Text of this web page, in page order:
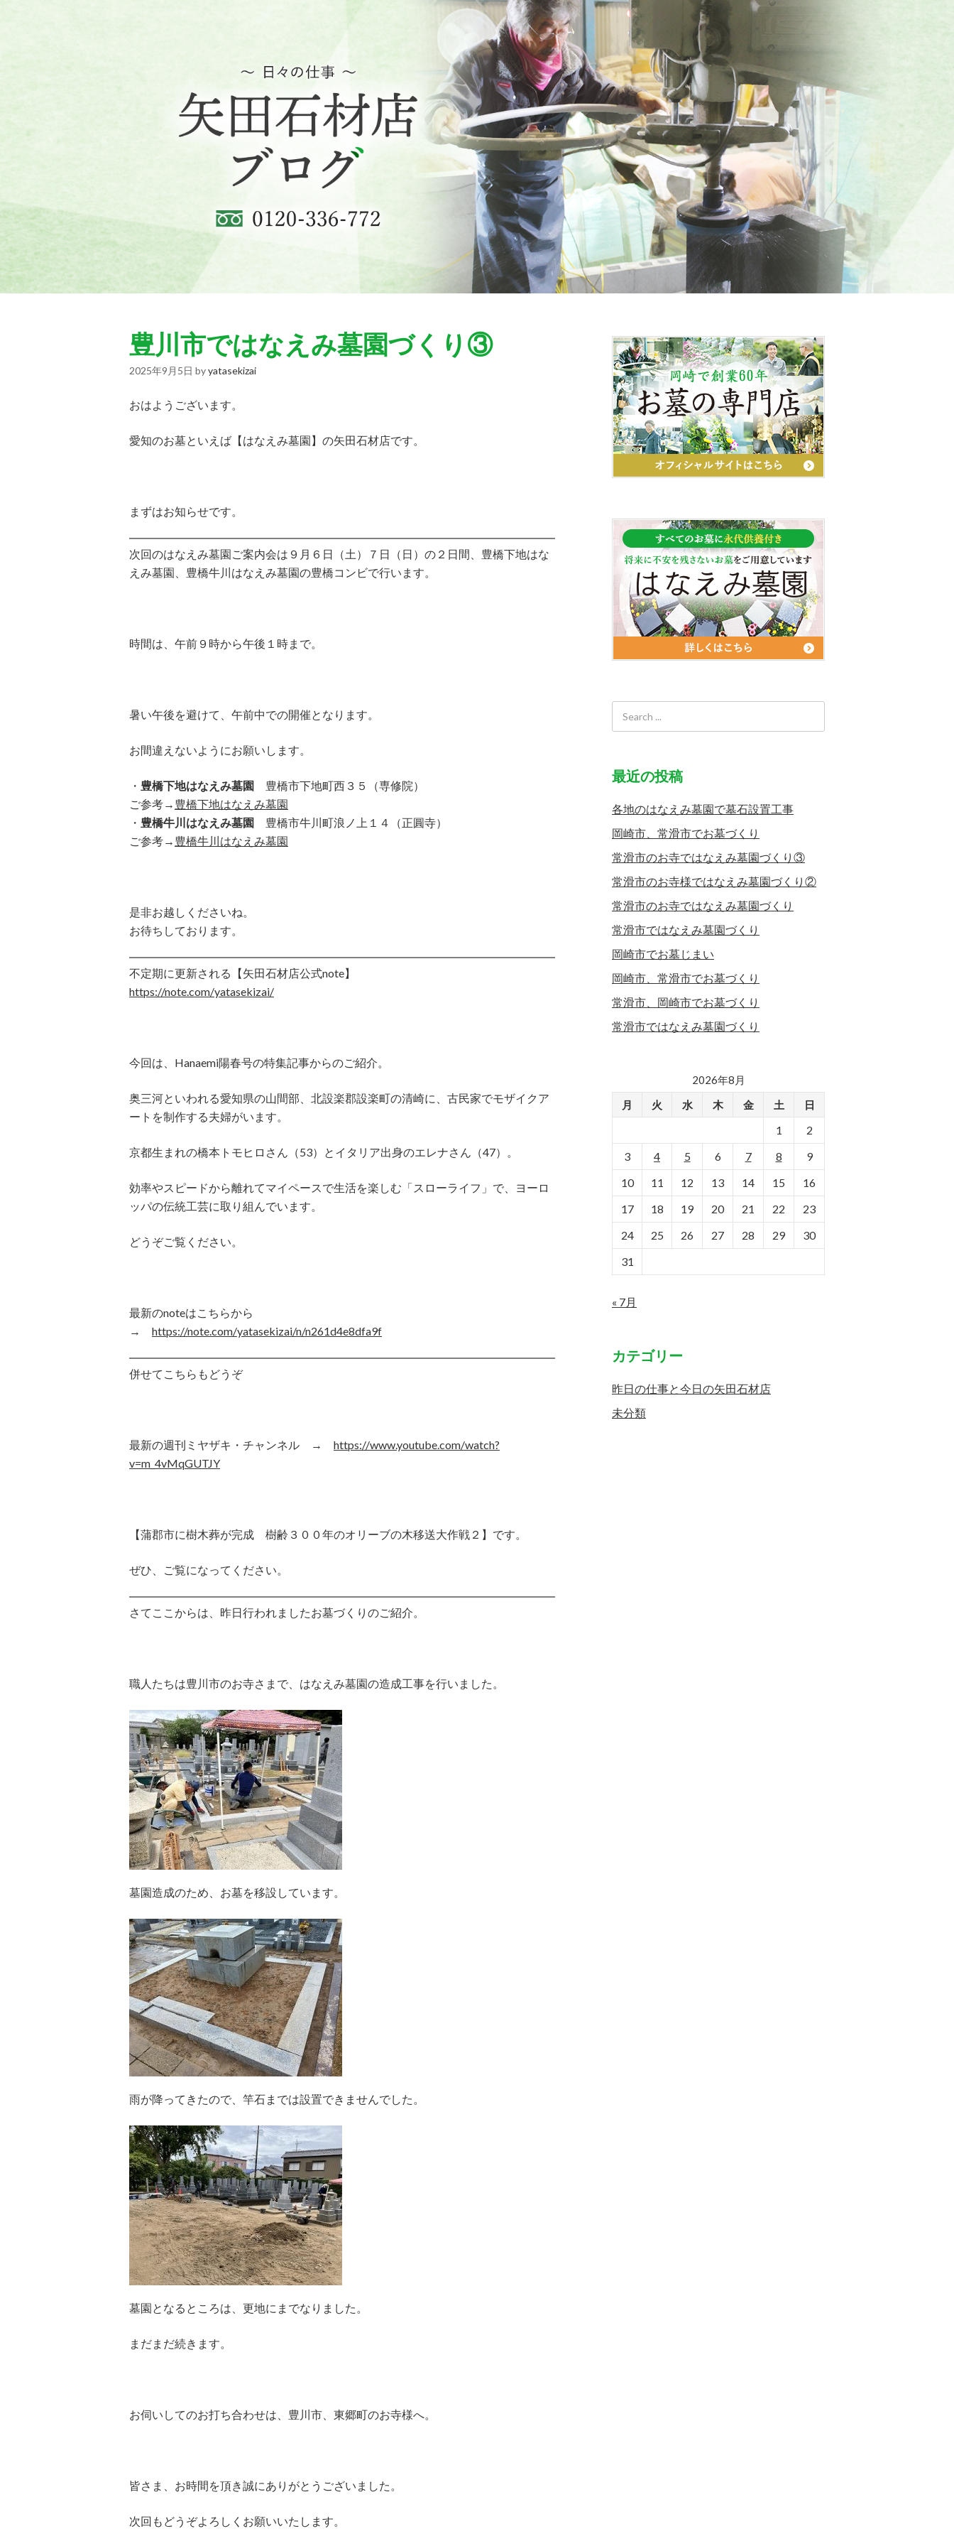
豊川市ではなえみ墓園づくり③
2025年9月5日 byyatasekizai
おはようございます。
愛知のお墓といえば【はなえみ墓園】の矢田石材店です。
まずはお知らせです。
次回のはなえみ墓園ご案内会は９月６日（土）７日（日）の２日間、豊橋下地はな
えみ墓園、豊橋牛川はなえみ墓園の豊橋コンビで行います。
時間は、午前９時から午後１時まで。
暑い午後を避けて、午前中での開催となります。
お間違えないようにお願いします。
・ 豊橋下地はなえみ墓園 豊橋市下地町西３５（専修院）
ご参考→ 豊橋下地はなえみ墓園
・ 豊橋牛川はなえみ墓園 豊橋市牛川町浪ノ上１４（正圓寺）
ご参考→ 豊橋牛川はなえみ墓園
是非お越しくださいね。
お待ちしております。
不定期に更新される【矢田石材店公式note】
https://note.com/yatasekizai/
今回は、Hanaemi陽春号の特集記事からのご紹介。
奥三河といわれる愛知県の山間部、北設楽郡設楽町の清崎に、古民家でモザイクア
ートを制作する夫婦がいます。
京都生まれの橋本トモヒロさん（53）とイタリア出身のエレナさん（47）。
効率やスピードから離れてマイペースで生活を楽しむ「スローライフ」で、ヨーロ
ッパの伝統工芸に取り組んでいます。
どうぞご覧ください。
最新のnoteはこちらから
→ https://note.com/yatasekizai/n/n261d4e8dfa9f
併せてこちらもどうぞ
最新の週刊ミヤザキ・チャンネル → https://www.youtube.com/watch?
v=m_4vMqGUTJY
【蒲郡市に樹木葬が完成 樹齢３００年のオリーブの木移送大作戦２】です。
ぜひ、ご覧になってください。
さてここからは、昨日行われましたお墓づくりのご紹介。
職人たちは豊川市のお寺さまで、はなえみ墓園の造成工事を行いました。
墓園造成のため、お墓を移設しています。
雨が降ってきたので、竿石までは設置できませんでした。
墓園となるところは、更地にまでなりました。
まだまだ続きます。
お伺いしてのお打ち合わせは、豊川市、東郷町のお寺様へ。
皆さま、お時間を頂き誠にありがとうございました。
次回もどうぞよろしくお願いいたします。
最近の投稿
各地のはなえみ墓園で墓石設置工事
岡崎市、常滑市でお墓づくり
常滑市のお寺ではなえみ墓園づくり③
常滑市のお寺様ではなえみ墓園づくり②
常滑市のお寺ではなえみ墓園づくり
常滑市ではなえみ墓園づくり
岡崎市でお墓じまい
岡崎市、常滑市でお墓づくり
常滑市、岡崎市でお墓づくり
常滑市ではなえみ墓園づくり
2026年8月
月
火 水 木 金 土 日
1
2
3
4 5 6 7 8
9
10
11 12 13 14 15
16
17
18 19 20 21 22
23
24
25 26 27 28 29
30
31
« 7月
カテゴリー
昨日の仕事と今日の矢田石材店
未分類